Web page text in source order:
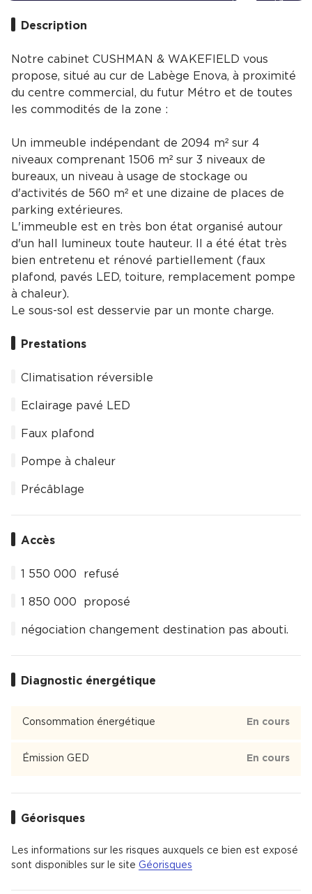
Description
Notre cabinet CUSHMAN & WAKEFIELD vous
propose, situé au cur de Labège Enova, à proximité
du centre commercial, du futur Métro et de toutes
les commodités de la zone :
Un immeuble indépendant de 2094 m² sur 4
niveaux comprenant 1506 m² sur 3 niveaux de
bureaux, un niveau à usage de stockage ou
d'activités de 560 m² et une dizaine de places de
parking extérieures.
L'immeuble est en très bon état organisé autour
d'un hall lumineux toute hauteur. Il a été état très
bien entretenu et rénové partiellement (faux
plafond, pavés LED, toiture, remplacement pompe
à chaleur).
Le sous-sol est desservie par un monte charge.
Prestations
Climatisation réversible
Eclairage pavé LED
Faux plafond
Pompe à chaleur
Précâblage
Accès
1 550 000  refusé
1 850 000  proposé
négociation changement destination pas abouti.
Diagnostic énergétique
Consommation énergétique En cours
Émission GED En cours
Géorisques
Les informations sur les risques auxquels ce bien est exposé
sont disponibles sur le site Géorisques